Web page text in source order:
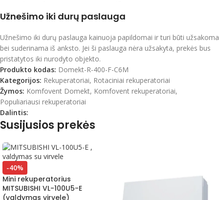
Užnešimo iki durų paslauga
Užnešimo iki durų paslauga kainuoja papildomai ir turi būti užsakoma
bei suderinama iš anksto. Jei ši paslauga nėra užsakyta, prekės bus
pristatytos iki nurodyto objekto.
Produkto kodas: Domekt-R-400-F-C6M
Kategorijos: Rekuperatoriai, Rotaciniai rekuperatoriai
Žymos: Komfovent Domekt, Komfovent rekuperatoriai,
Populiariausi rekuperatoriai
Dalintis:
Susijusios prekės
-40%
Mini rekuperatorius
MITSUBISHI VL-100U5-E
(valdymas virvele)